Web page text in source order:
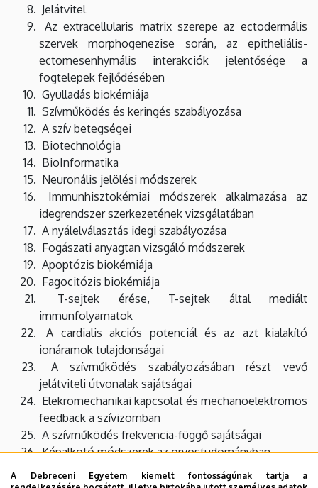
Jelátvitel
Az extracellularis matrix szerepe az ectodermális
szervek morphogenezise során, az epitheliális-
ectomesenhymális interakciók jelentősége a
fogtelepek fejlődésében
Gyulladás biokémiája
Szívműködés és keringés szabályozása
A szív betegségei
Biotechnológia
BioInformatika
Neuronális jelölési módszerek
Immunhisztokémiai módszerek alkalmazása az
idegrendszer szerkezetének vizsgálatában
A nyálelválasztás idegi szabályozása
Fogászati anyagtan vizsgáló módszerek
Apoptózis biokémiája
Fagocitózis biokémiája
T-sejtek érése, T-sejtek által mediált
immunfolyamatok
A cardialis akciós potenciál és az azt kialakító
ionáramok tulajdonságai
A szívműködés szabályozásában részt vevő
jelátviteli útvonalak sajátságai
Elekromechanikai kapcsolat és mechanoelektromos
feedback a szívizomban
A szívműködés frekvencia-függő sajátságai
Képalkotó módszerek az orvostudományban
A szájüregi gyulladásos kórformák pathológiája és
A Debreceni Egyetem kiemelt fontosságúnak tartja a